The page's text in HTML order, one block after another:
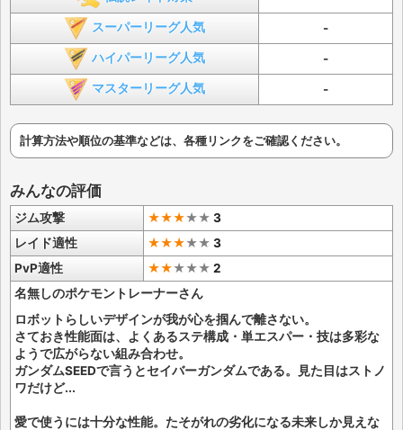
スーパーリーグ人気 -
ハイパーリーグ人気 -
マスターリーグ人気 -
計算方法や順位の基準などは、各種リンクをご確認ください。
みんなの評価
ジム攻撃 ★★★★★ 3
レイド適性
★★★★★ 3
PvP適性
★★★★★ 2
名無しのポケモントレーナーさん
ロボットらしいデザインが我が心を掴んで離さない。
さておき性能面は、よくあるステ構成・単エスパー・技は多彩な
ようで広がらない組み合わせ。
ガンダムSEEDで言うとセイバーガンダムである。見た目はストノ
ワだけど...
愛で使うには十分な性能。たそがれの劣化になる未来しか見えな